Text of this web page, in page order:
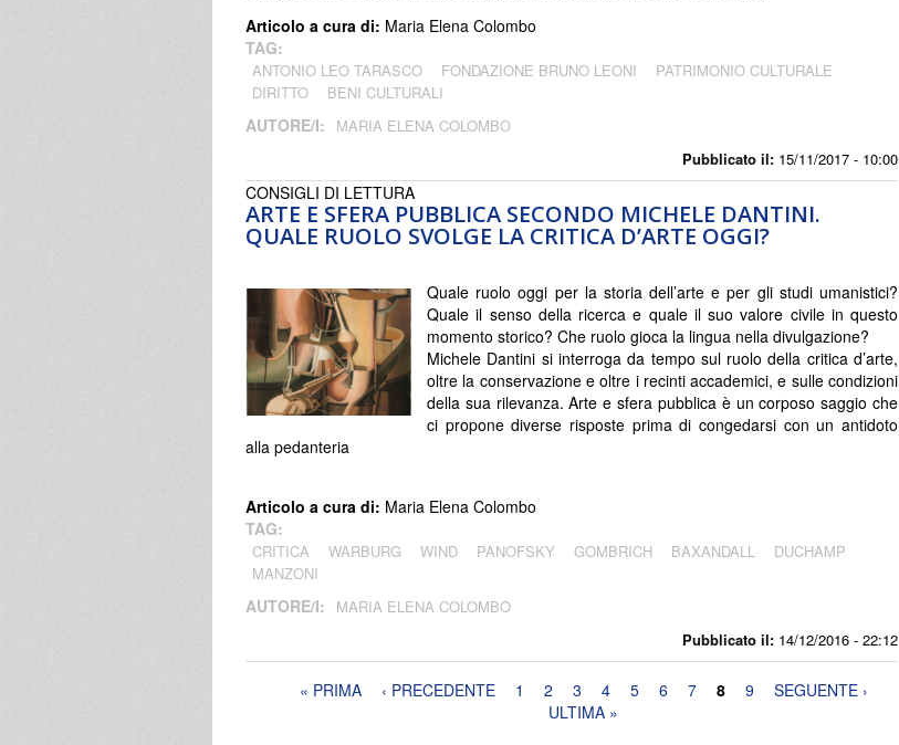
Pubblicato il: 15/11/2017 - 10:00
Articolo a cura di: Maria Elena Colombo
TAG:
ANTONIO LEO TARASCO FONDAZIONE BRUNO LEONI
PATRIMONIO CULTURALE
DIRITTO
BENI CULTURALI
AUTORE/I: MARIA ELENA COLOMBO
ARTE E SFERA PUBBLICA SECONDO MICHELE DANTINI.
QUALE RUOLO SVOLGE LA CRITICA D’ARTE OGGI?
Pubblicato il: 14/12/2016 - 22:12
CONSIGLI DI LETTURA
Quale ruolo oggi per la storia dell’arte e per gli studi umanistici?
Quale il senso della ricerca e quale il suo valore civile in questo
momento storico? Che ruolo gioca la lingua nella divulgazione?
Michele Dantini si interroga da tempo sul ruolo della critica d’arte,
oltre la conservazione e oltre i recinti accademici, e sulle condizioni
della sua rilevanza. Arte e sfera pubblica è un corposo saggio che
ci propone diverse risposte prima di congedarsi con un antidoto
alla pedanteria
Articolo a cura di: Maria Elena Colombo
TAG:
CRITICA WARBURG WIND PANOFSKY GOMBRICH BAXANDALL
DUCHAMP
MANZONI
AUTORE/I: MARIA ELENA COLOMBO
Pagine« PRIMA ‹ PRECEDENTE 1 2 3 4 5 6 7 8 9
SEGUENTE ›
ULTIMA »